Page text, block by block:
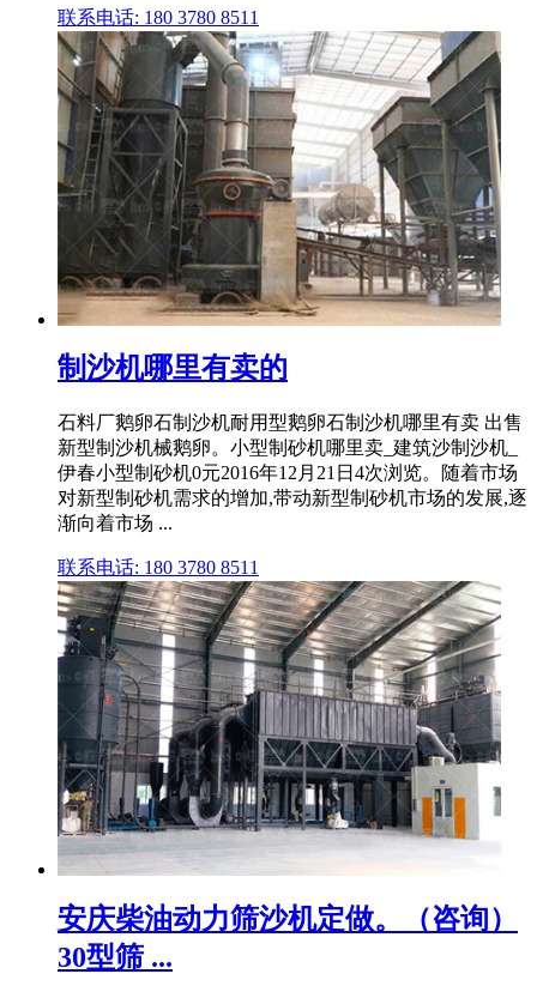
联系电话: 180 3780 8511
制沙机哪里有卖的
石料厂鹅卵石制沙机耐用型鹅卵石制沙机哪里有卖 出售
新型制沙机械鹅卵。小型制砂机哪里卖_建筑沙制沙机_
伊春小型制砂机0元2016年12月21日4次浏览。随着市场
对新型制砂机需求的增加,带动新型制砂机市场的发展,逐
渐向着市场 ...
联系电话: 180 3780 8511
安庆柴油动力筛沙机定做。（咨询）
30型筛 ...